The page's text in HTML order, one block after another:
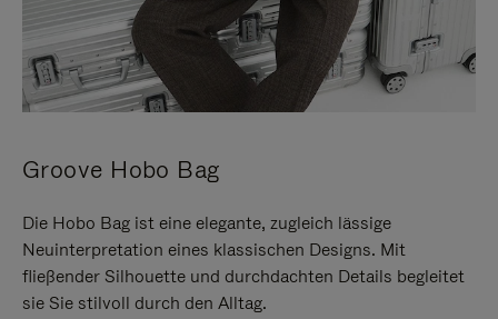
Groove Hobo Bag
Die Hobo Bag ist eine elegante, zugleich lässige
Neuinterpretation eines klassischen Designs. Mit
fließender Silhouette und durchdachten Details begleitet
sie Sie stilvoll durch den Alltag.